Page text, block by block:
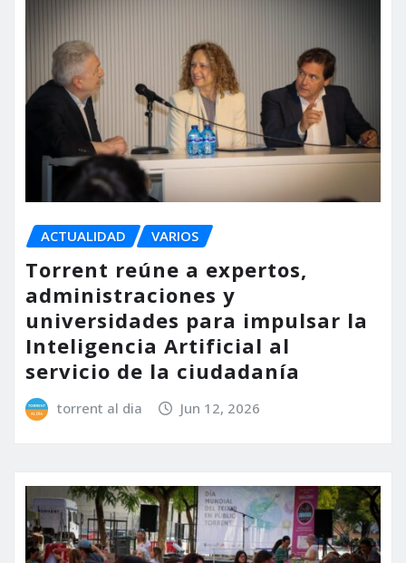
ACTUALIDAD VARIOS
Torrent reúne a expertos,
administraciones y
universidades para impulsar la
Inteligencia Artificial al
servicio de la ciudadanía
torrent al dia Jun 12, 2026